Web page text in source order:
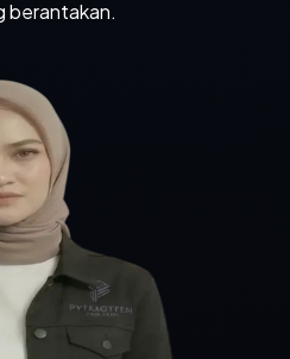
berantakan.